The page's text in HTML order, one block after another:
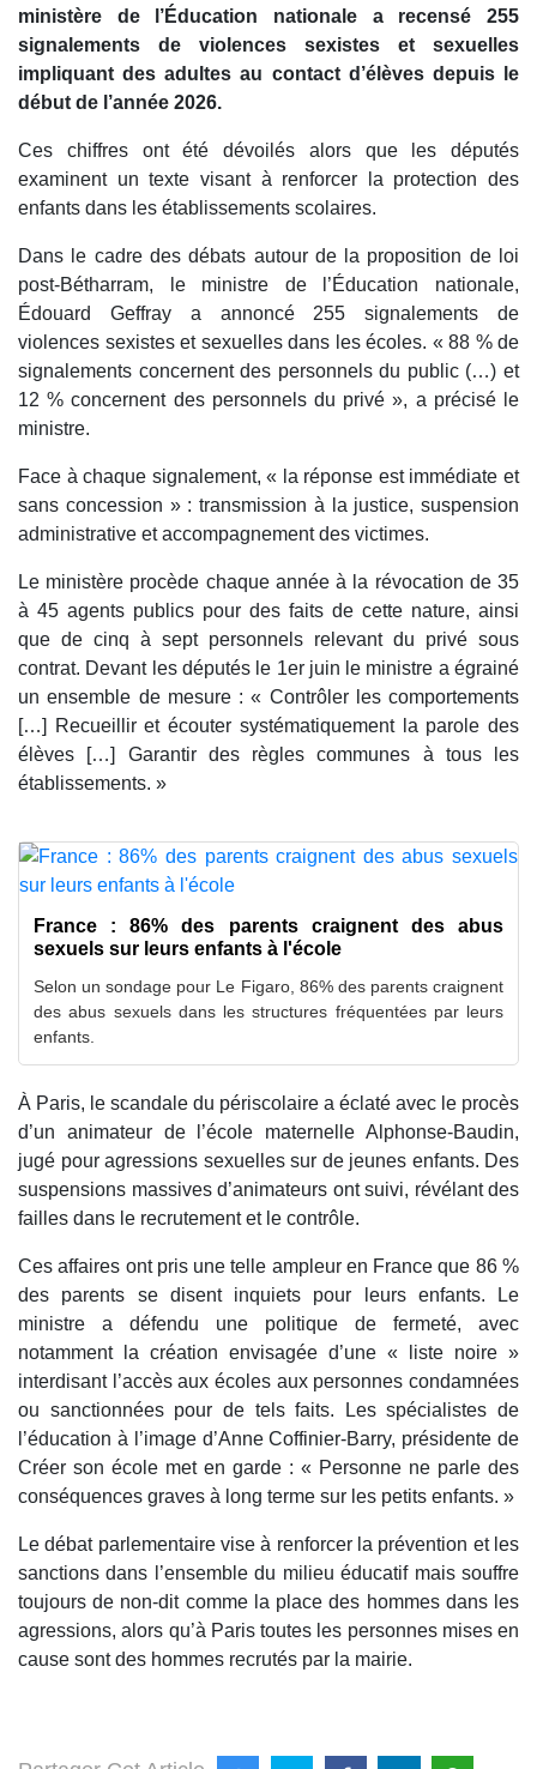
ministère de l’Éducation nationale a recensé 255
signalements de violences sexistes et sexuelles
impliquant des adultes au contact d’élèves depuis le
début de l’année 2026.
Ces chiffres ont été dévoilés alors que les députés
examinent un texte visant à renforcer la protection des
enfants dans les établissements scolaires.
Dans le cadre des débats autour de la proposition de loi
post-Bétharram, le ministre de l’Éducation nationale,
Édouard Geffray a annoncé 255 signalements de
violences sexistes et sexuelles dans les écoles. « 88 % de
signalements concernent des personnels du public (…) et
12 % concernent des personnels du privé », a précisé le
ministre.
Face à chaque signalement, « la réponse est immédiate et
sans concession » : transmission à la justice, suspension
administrative et accompagnement des victimes.
Le ministère procède chaque année à la révocation de 35
à 45 agents publics pour des faits de cette nature, ainsi
que de cinq à sept personnels relevant du privé sous
contrat. Devant les députés le 1er juin le ministre a égrainé
un ensemble de mesure : « Contrôler les comportements
[…] Recueillir et écouter systématiquement la parole des
élèves […] Garantir des règles communes à tous les
établissements. »
France : 86% des parents craignent des abus
sexuels sur leurs enfants à l'école
Selon un sondage pour Le Figaro, 86% des parents craignent
des abus sexuels dans les structures fréquentées par leurs
enfants.
À Paris, le scandale du périscolaire a éclaté avec le procès
d’un animateur de l’école maternelle Alphonse-Baudin,
jugé pour agressions sexuelles sur de jeunes enfants. Des
suspensions massives d’animateurs ont suivi, révélant des
failles dans le recrutement et le contrôle.
Ces affaires ont pris une telle ampleur en France que 86 %
des parents se disent inquiets pour leurs enfants. Le
ministre a défendu une politique de fermeté, avec
notamment la création envisagée d’une « liste noire »
interdisant l’accès aux écoles aux personnes condamnées
ou sanctionnées pour de tels faits. Les spécialistes de
l’éducation à l’image d’Anne Coffinier-Barry, présidente de
Créer son école met en garde : « Personne ne parle des
conséquences graves à long terme sur les petits enfants. »
Le débat parlementaire vise à renforcer la prévention et les
sanctions dans l’ensemble du milieu éducatif mais souffre
toujours de non-dit comme la place des hommes dans les
agressions, alors qu’à Paris toutes les personnes mises en
cause sont des hommes recrutés par la mairie.